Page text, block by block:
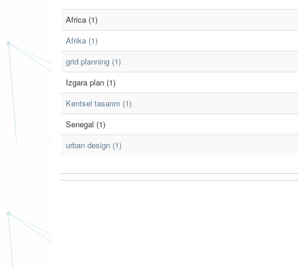
Africa (1)
Afrika (1)
grid planning (1)
Izgara plan (1)
Kentsel tasarım (1)
Senegal (1)
urban design (1)